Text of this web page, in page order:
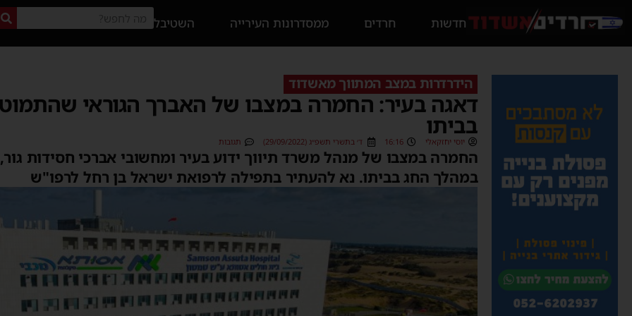
חדשות חרדים ממסדרונות העירייה השטיבל
הידרדרות במצב המתווך מאשדוד
דאגה בעיר: החמרה במצבו של האברך הגוראי
בביתו
יוסי יחזקאלי 16:16 ד׳ בתשרי תשפ״ג (29/09/2022) תגובות
במהלך החג בביתו. נא להעתיר בתפילה לרפואת ישראל בן רחל לרפו"ש